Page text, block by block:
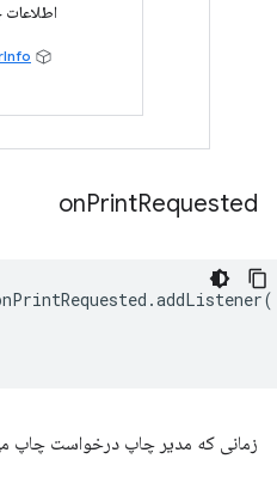
اطلاعات
onPrintRequested
.addListener(
زمانی که مدیر چاپ درخواست چاپ